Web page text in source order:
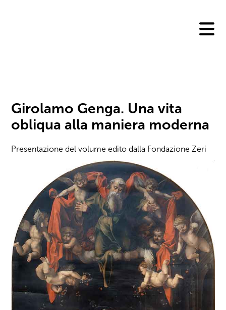
Girolamo Genga. Una vita
obliqua alla maniera moderna
Presentazione del volume edito dalla Fondazione Zeri